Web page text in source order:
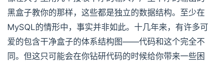
黑盒子教你的那样，这些都是独立的数据结构。至少在
MySQL的情形中，事实并非如此。十几年来，有许多可
爱的包含干净盒子的体系结构图——代码和这个完全不
同。但这只可能会在你钻研代码的时候给你带来一些困